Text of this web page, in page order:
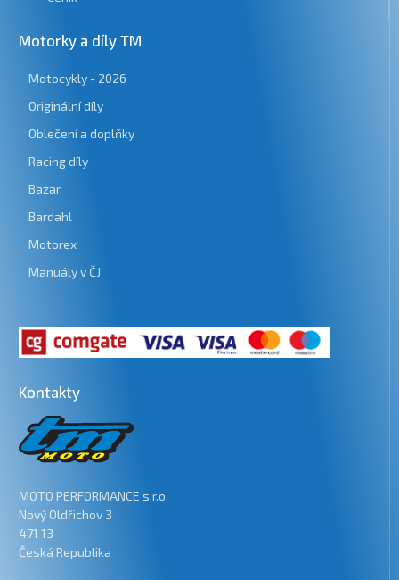
Motorky a díly TM
Motocykly - 2026
Originální díly
Oblečení a doplňky
Racing díly
Bazar
Bardahl
Motorex
Manuály v ČJ
Kontakty
MOTO PERFORMANCE s.r.o.
Nový Oldřichov 3
471 13
Česká Republika